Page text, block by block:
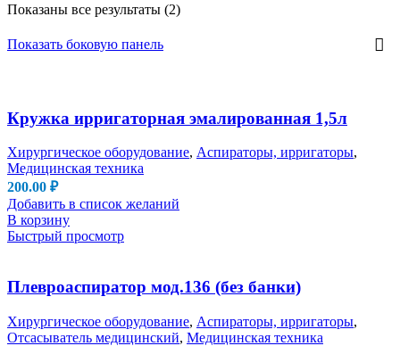
Показаны все результаты (2)
Показать боковую панель
Кружка ирригаторная эмалированная 1,5л
Хирургическое оборудование, Аспираторы, ирригаторы,
Медицинская техника
200.00 ₽
Добавить в список желаний
В корзину
Быстрый просмотр
Плевроаспиратор мод.136 (без банки)
Хирургическое оборудование, Аспираторы, ирригаторы,
Отсасыватель медицинский, Медицинская техника